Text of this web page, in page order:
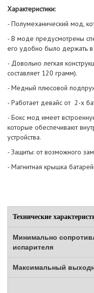
Характеристики:
- Полумеханический мод,
- В моде предусмотрены
его удобно было держать в
- Довольно легкая
составляет 120 грамм).
- Медный плюсовой
- Работает девайс от 2-х
- Бокс мод имеет
которые обеспечивают
устройства.
- Защиты: от возможного
- Магнитная крышка
Технические
Минимально
испарителя
Максимальный